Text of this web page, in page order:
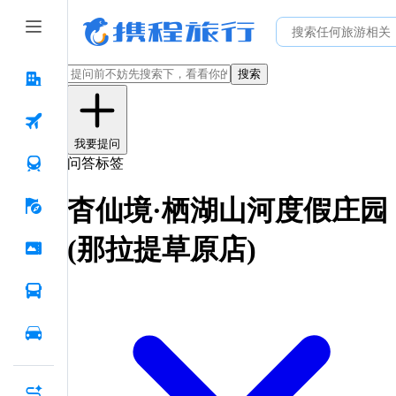
搜索
我要提问
问答标签
杳仙境·栖湖山河度假庄园
(那拉提草原店)